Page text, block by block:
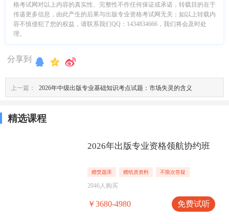
格考试网对以上内容的真实性、完整性不作任何保证或承诺，转载目的在于
传递更多信息，由此产生的后果与出版专业资格考试网无关；如以上转载内
容不慎侵犯了您的权益，请联系我们QQ：1434834666，我们将会及时处
理。
分享到
上一篇： 2026年中级出版专业基础知识考点试题：市场失灵的含义
精选课程
2026年出版专业资格领航协约班
赠焚题库 赠纸质资料 不限次答疑
2046人购买
￥3680-4980 免费试听